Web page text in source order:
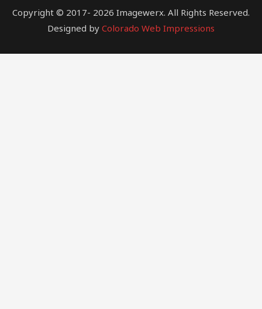
Copyright © 2017- 2026 Imagewerx. All Rights Reserved.
Designed by Colorado Web Impressions